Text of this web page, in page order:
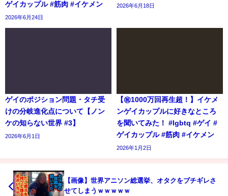
ゲイカップル #筋肉 #イケメン
2026年6月24日
2026年6月18日
ゲイのポジション問題・タチ受
けの分岐進化点について【ノン
ケの知らない世界 #3】
2026年6月1日
【㊗️1000万回再生超！】イケメ
ンゲイカップルに好きなところ
を聞いてみた！ #lgbtq #ゲイ #
ゲイカップル #筋肉 #イケメン
2026年1月2日
【画像】世界アニソン総選挙、オタクをブチギレさ
せてしまうｗｗｗｗｗ